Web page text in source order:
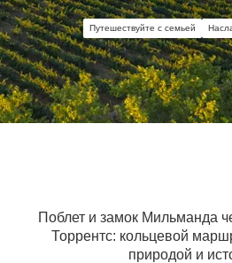
Путешествуйте с семьей
Поблет и замок Мильманда
Торрентс: кольцевой
природой и